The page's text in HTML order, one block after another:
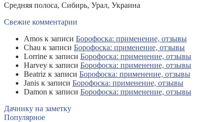
Средняя полоса, Сибирь, Урал, Украина
Свежие комментарии
Amos к записи Борофоска: применение, отзывы
Chau к записи Борофоска: применение, отзывы
Lorrine к записи Борофоска: применение, отзывы
Harvey к записи Борофоска: применение, отзывы
Beatriz к записи Борофоска: применение, отзывы
Janis к записи Борофоска: применение, отзывы
Damon к записи Борофоска: применение, отзывы
Дачнику на заметку
Популярное